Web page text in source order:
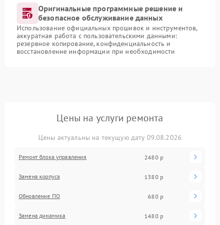
Оригинальные программные решение и
безопасное обслуживание данных
Использование официальных прошивок и инструментов,
аккуратная работа с пользовательскими данными:
резервное копирование, конфиденциальность и
восстановление информации при необходимости
Цены на услуги ремонта
Цены актуальны на текущую дату 09.08.2026
Ремонт блока управления 2480 р
Замена корпуса 1380 р
Обновление ПО 680 р
Замена динамика 1480 р